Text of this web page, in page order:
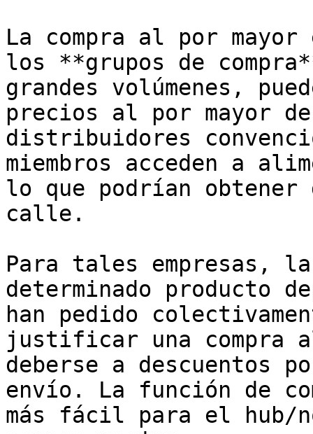
La compra al por
los **grupos de
grandes volúmenes,
precios al por mayor
distribuidores
miembros acceden a
lo que podrían
calle.
Para tales empresas,
determinado producto
han pedido
justificar una compra
deberse a descuentos
envío. La función de
más fácil para el hub/